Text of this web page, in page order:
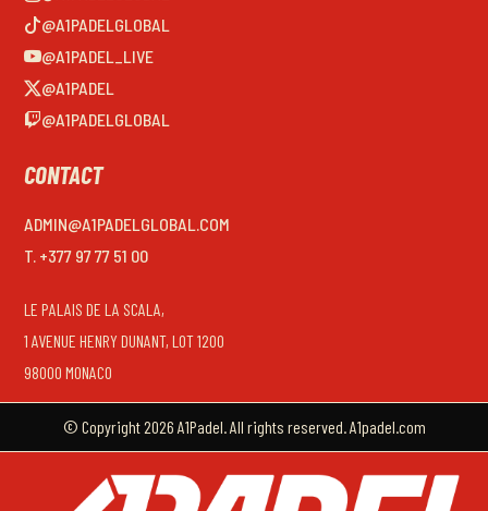
@A1PADELGLOBAL
@A1PADEL_LIVE
@A1PADEL
@A1PADELGLOBAL
CONTACT
ADMIN@A1PADELGLOBAL.COM
T. +377 97 77 51 00
LE PALAIS DE LA SCALA,
1 AVENUE HENRY DUNANT, LOT 1200
98000 MONACO
© Copyright 2026 A1Padel. All rights reserved. A1padel.com